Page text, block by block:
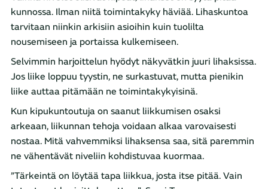
kunnossa. Ilman niitä toimintakyky häviää. Lihaskuntoa
tarvitaan niinkin arkisiin asioihin kuin tuolilta
nousemiseen ja portaissa kulkemiseen.
Selvimmin harjoittelun hyödyt näkyvätkin juuri lihaksissa.
Jos liike loppuu tyystin, ne surkastuvat, mutta pienikin
liike auttaa pitämään ne toimintakykyisinä.
Kun kipukuntoutuja on saanut liikkumisen osaksi
arkeaan, liikunnan tehoja voidaan alkaa varovaisesti
nostaa. Mitä vahvemmiksi lihaksensa saa, sitä paremmin
ne vähentävät niveliin kohdistuvaa kuormaa.
”Tärkeintä on löytää tapa liikkua, josta itse pitää. Vain